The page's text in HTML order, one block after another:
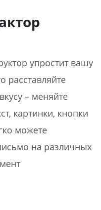
упростит вашу
расставляйте
– меняйте
картинки, кнопки
можете
на различных